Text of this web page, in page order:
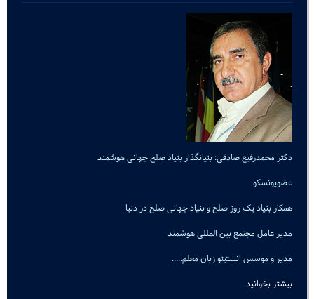
دکتر محمدرفیع صادقی: بنیانگذار بنیاد صلح جهانی هوشمند
عضویونسکو
همکار بنیاد یک روز صلح و بنیاد جهانی صلح در دنیا
مدیر عامل مجتمع بین المللی هوشمند
مدیر و موسس انستیتو زبان معلم.....
بیشتر بخوانید